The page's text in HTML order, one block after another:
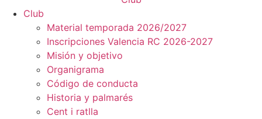
Club
Material temporada 2026/2027
Inscripciones Valencia RC 2026-2027
Misión y objetivo
Organigrama
Código de conducta
Historia y palmarés
Cent i ratlla